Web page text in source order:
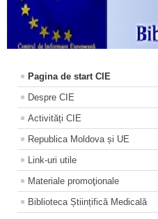
Pagina de start CIE
Despre CIE
Activități CIE
Republica Moldova și UE
Link-uri utile
Materiale promoţionale
Biblioteca Științifică Medicală